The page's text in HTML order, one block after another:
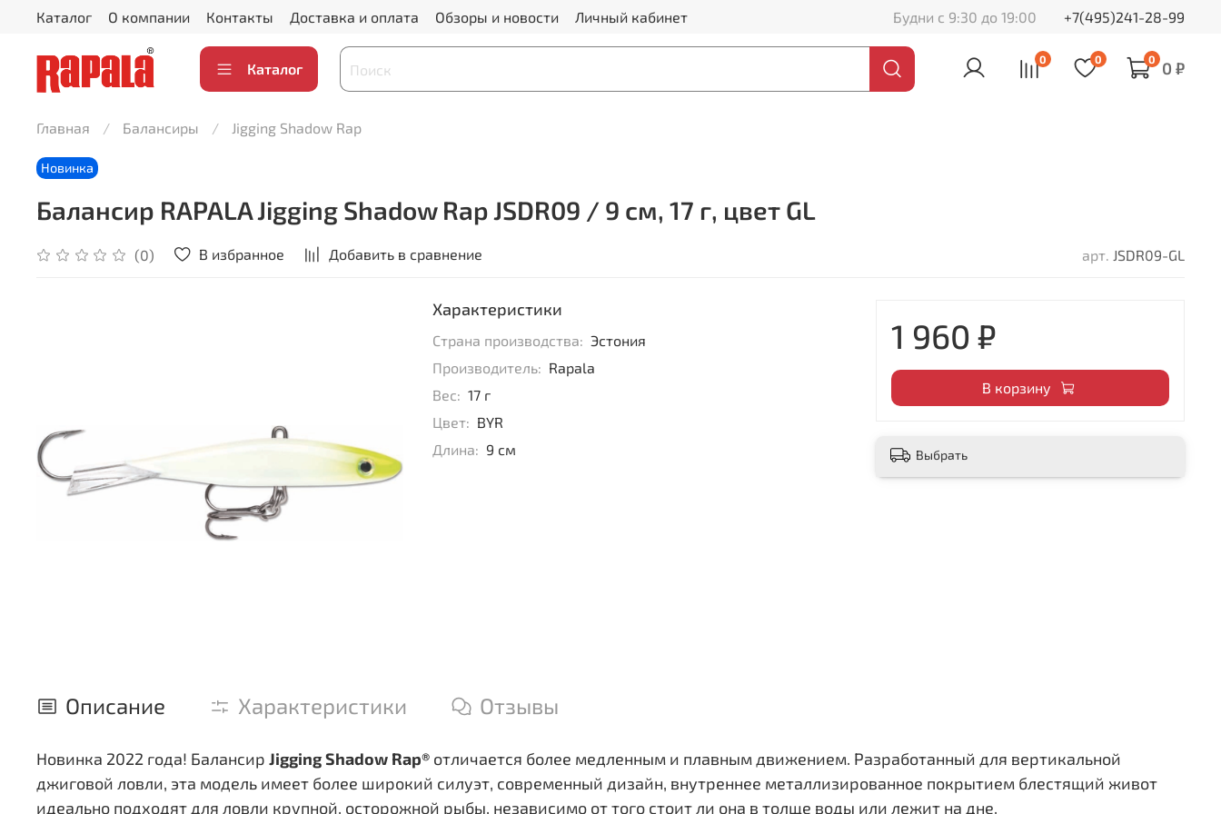
Каталог О компании Контакты Доставка и оплата Обзоры и новости Личный кабинет Будни с 9:30 до 19:00 +7(495)241-28-99
Каталог
0 0 0 0 ₽
Главная Балансиры Jigging Shadow Rap
Новинка
Балансир RAPALA Jigging Shadow Rap JSDR09 / 9 см, 17 г, цвет GL
(0) В избранное Добавить в сравнение арт. JSDR09-GL
Характеристики
Страна производства: Эстония
Производитель: Rapala
Вес: 17 г
Цвет: BYR
Длина: 9 см
1 960 ₽
В корзину
Выбрать
Описание Характеристики Отзывы
Новинка 2022 года! Балансир Jigging Shadow Rap® отличается более медленным и плавным движением. Разработанный для вертикальной
джиговой ловли, эта модель имеет более широкий силуэт, современный дизайн, внутреннее металлизированное покрытием блестящий живот
идеально подходят для ловли крупной, осторожной рыбы, независимо от того стоит ли она в толще воды или лежит на дне.